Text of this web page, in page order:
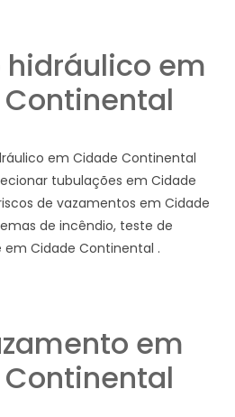
hidráulico em
em Cidade Continental
tubulações em Cidade
de vazamentos em Cidade
de incêndio, teste de
Cidade Continental .
em